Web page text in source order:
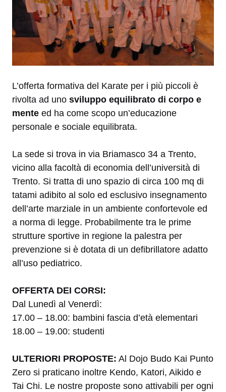
L’offerta formativa del Karate per i più piccoli è
rivolta ad uno sviluppo equilibrato di corpo e
mente ed ha come scopo un’educazione
personale e sociale equilibrata.
La sede si trova in via Briamasco 34 a Trento,
vicino alla facoltà di economia dell’università di
Trento. Si tratta di uno spazio di circa 100 mq di
tatami adibito al solo ed esclusivo insegnamento
dell’arte marziale in un ambiente confortevole ed
a norma di legge. Probabilmente tra le prime
strutture sportive in regione la palestra per
prevenzione si è dotata di un defibrillatore adatto
all’uso pediatrico.
OFFERTA DEI CORSI:
Dal Lunedì al Venerdì:
17.00 – 18.00: bambini fascia d’età elementari
18.00 – 19.00: studenti
ULTERIORI PROPOSTE: Al Dojo Budo Kai Punto
Zero si praticano inoltre Kendo, Katori, Aikido e
Tai Chi. Le nostre proposte sono attivabili per ogni